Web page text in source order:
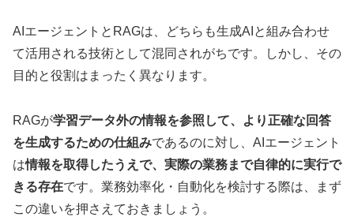
AIエージェントとRAGは、どちらも生成AIと組み合わせ
て活用される技術として混同されがちです。しかし、その
目的と役割はまったく異なります。
RAGが学習データ外の情報を参照して、より正確な回答
を生成するための仕組みであるのに対し、AIエージェント
は情報を取得したうえで、実際の業務まで自律的に実行で
きる存在です。業務効率化・自動化を検討する際は、まず
この違いを押さえておきましょう。